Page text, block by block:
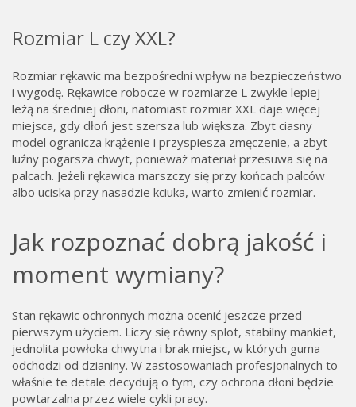
Rozmiar L czy XXL?
Rozmiar rękawic ma bezpośredni wpływ na bezpieczeństwo
i wygodę. Rękawice robocze w rozmiarze L zwykle lepiej
leżą na średniej dłoni, natomiast rozmiar XXL daje więcej
miejsca, gdy dłoń jest szersza lub większa. Zbyt ciasny
model ogranicza krążenie i przyspiesza zmęczenie, a zbyt
luźny pogarsza chwyt, ponieważ materiał przesuwa się na
palcach. Jeżeli rękawica marszczy się przy końcach palców
albo uciska przy nasadzie kciuka, warto zmienić rozmiar.
Jak rozpoznać dobrą jakość i
moment wymiany?
Stan rękawic ochronnych można ocenić jeszcze przed
pierwszym użyciem. Liczy się równy splot, stabilny mankiet,
jednolita powłoka chwytna i brak miejsc, w których guma
odchodzi od dzianiny. W zastosowaniach profesjonalnych to
właśnie te detale decydują o tym, czy ochrona dłoni będzie
powtarzalna przez wiele cykli pracy.